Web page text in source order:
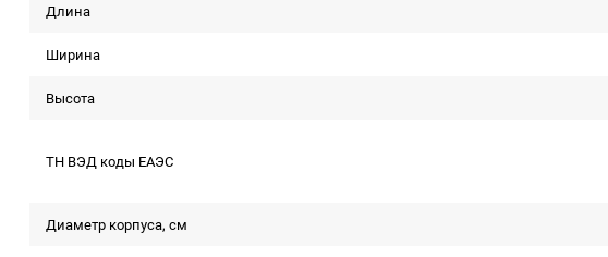
Длина
Ширина
Высота
ТН ВЭД коды ЕАЭС
Диаметр корпуса, см